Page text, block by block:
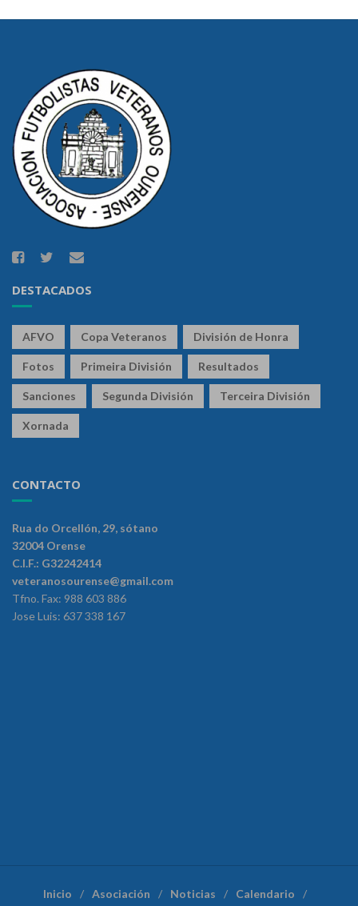
DESTACADOS
AFVO Copa Veteranos División de Honra
Fotos Primeira División Resultados
Sanciones Segunda División Terceira División
Xornada
CONTACTO
Rua do Orcellón, 29, sótano
32004 Orense
C.I.F.: G32242414
veteranosourense@gmail.com
Tfno. Fax: 988 603 886
Jose Luis: 637 338 167
Inicio Asociación Noticias Calendario